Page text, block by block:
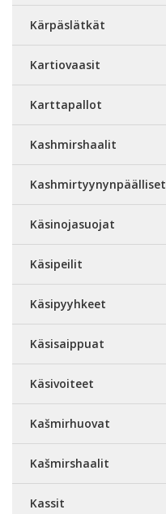
Kärpäslätkät
Kartiovaasit
Karttapallot
Kashmirshaalit
Kashmirtyynynpäälliset
Käsinojasuojat
Käsipeilit
Käsipyyhkeet
Käsisaippuat
Käsivoiteet
Kašmirhuovat
Kašmirshaalit
Kassit